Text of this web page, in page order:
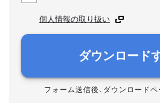
個人情報の取り扱い
ダウンロード
フォーム送信後、ダウンロードペ